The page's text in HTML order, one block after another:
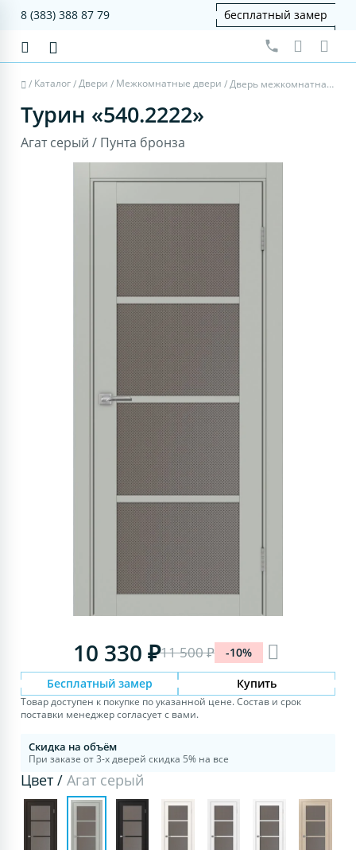
8 (383) 388 87 79 бесплатный замер
/ Каталог/Двери / Межкомнатные двери / Дверь межкомнатная Турин 540.2222 - агат серый, пунта бронза
Турин «540.2222»
Агат серый / Пунта бронза
10 330 ₽11 500 ₽ -10%
Бесплатный замер Купить
Товар доступен к покупке по указанной цене. Состав и срок
поставки менеджер согласует с вами.
Скидка на объём
При заказе от 3-х дверей скидка 5% на все
Цвет /Агат серый